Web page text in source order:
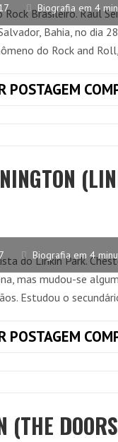
Biografia em 4
Rock Brasileiro. Raul
Bahia, no dia
do Rock and
POSTAGEM
Biografia em 4
do Linkin Park.
mas mudou-se
Estudou o
POSTAGEM
(THE